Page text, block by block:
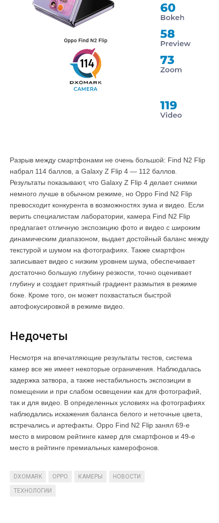
Разрыв между смартфонами не очень большой: Find N2 Flip
набрал 114 баллов, а Galaxy Z Flip 4 — 112 баллов.
Результаты показывают, что Galaxy Z Flip 4 делает снимки
немного лучше в обычном режиме, но Oppo Find N2 Flip
превосходит конкурента в возможностях зума и видео. Если
верить специалистам лаборатории, камера Find N2 Flip
предлагает отличную экспозицию фото и видео с широким
динамическим диапазоном, выдает достойный баланс между
текстурой и шумом на фотографиях. Также смартфон
записывает видео с низким уровнем шума, обеспечивает
достаточно большую глубину резкости, точно оценивает
глубину и создает приятный градиент размытия в режиме
боке. Кроме того, он может похвастаться быстрой
автофокусировкой в ​​режиме видео.
Недочеты
Несмотря на впечатляющие результаты тестов, система
камер все же имеет некоторые ограничения. Наблюдалась
задержка затвора, а также нестабильность экспозиции в
помещении и при слабом освещении как для фотографий,
так и для видео. В определенных условиях на фотографиях
наблюдались искажения баланса белого и неточные цвета,
встречались и артефакты. Oppo Find N2 Flip занял 69-е
место в мировом рейтинге камер для смартфонов и 49-е
место в рейтинге премиальных камерофонов.
DXOMARK OPPO КАМЕРЫ НОВОСТИ
ТЕХНОЛОГИИ